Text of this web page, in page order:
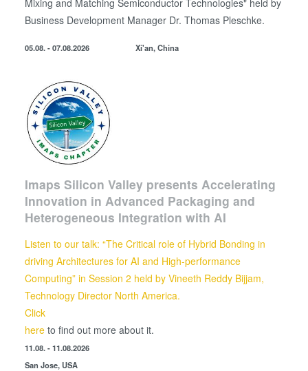
Business Development Manager Dr. Thomas Pleschke.
05.08. - 07.08.2026 Xi'an, China
Imaps Silicon Valley presents Accelerating
Innovation in Advanced Packaging and
Heterogeneous Integration with AI
Listen to our talk: “The Critical role of Hybrid Bonding in
driving Architectures for AI and High-performance
Computing” in Session 2 held byVineeth Reddy Bijjam,
Technology Director North America.
Click
hereto find out more about it.
11.08. - 11.08.2026
San Jose, USA